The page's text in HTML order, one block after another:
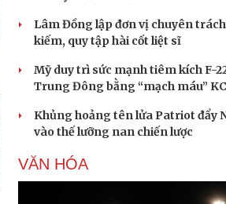
Lâm Đồng lập đơn vị chuyên
kiếm, quy tập hài cốt liệt sĩ
Mỹ duy trì sức mạnh tiêm kích F-
Trung Đông bằng “mạch máu”
Khủng hoảng tên lửa Patriot đẩy
vào thế lưỡng nan chiến lược
VĂN HÓA